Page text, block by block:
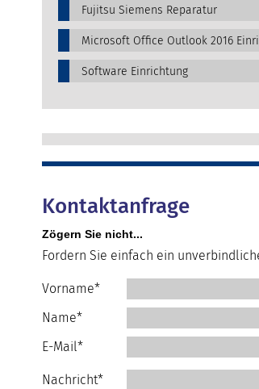
Fujitsu Siemens Reparatur
Microsoft Office Outlook 2016
Software Einrichtung
Kontaktanfrage
Zögern Sie nicht...
Fordern Sie einfach ein
Vorname*
Name*
E-Mail*
Nachricht*